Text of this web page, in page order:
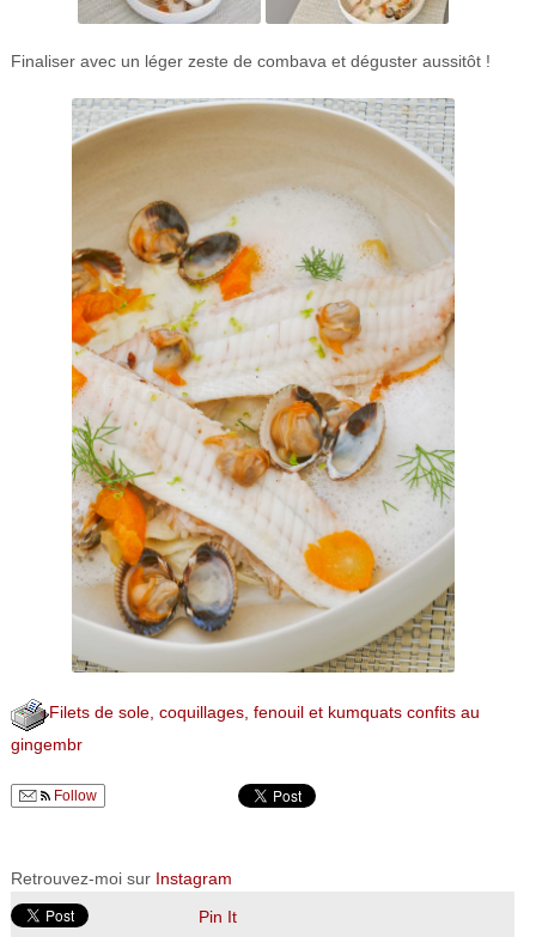
Finaliser avec un léger zeste de combava et déguster aussitôt !
Filets de sole, coquillages, fenouil et kumquats confits au
gingembr
Follow
Retrouvez-moi sur Instagram
Pin It